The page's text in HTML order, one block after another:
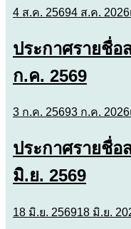
4 ส.ค. 25694 ส.ค. 2026
ประกาศรายชื่อ
ก.ค. 2569
3 ก.ค. 25693 ก.ค. 2026
ประกาศรายชื่อ
มิ.ย. 2569
18 มิ.ย. 256918 มิ.ย.